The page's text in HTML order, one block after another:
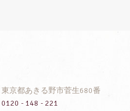
東京都あきる野市菅生680番
0120 - 148 - 221